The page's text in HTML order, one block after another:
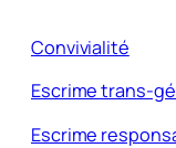
Convivialité
Escrime trans-
Escrime